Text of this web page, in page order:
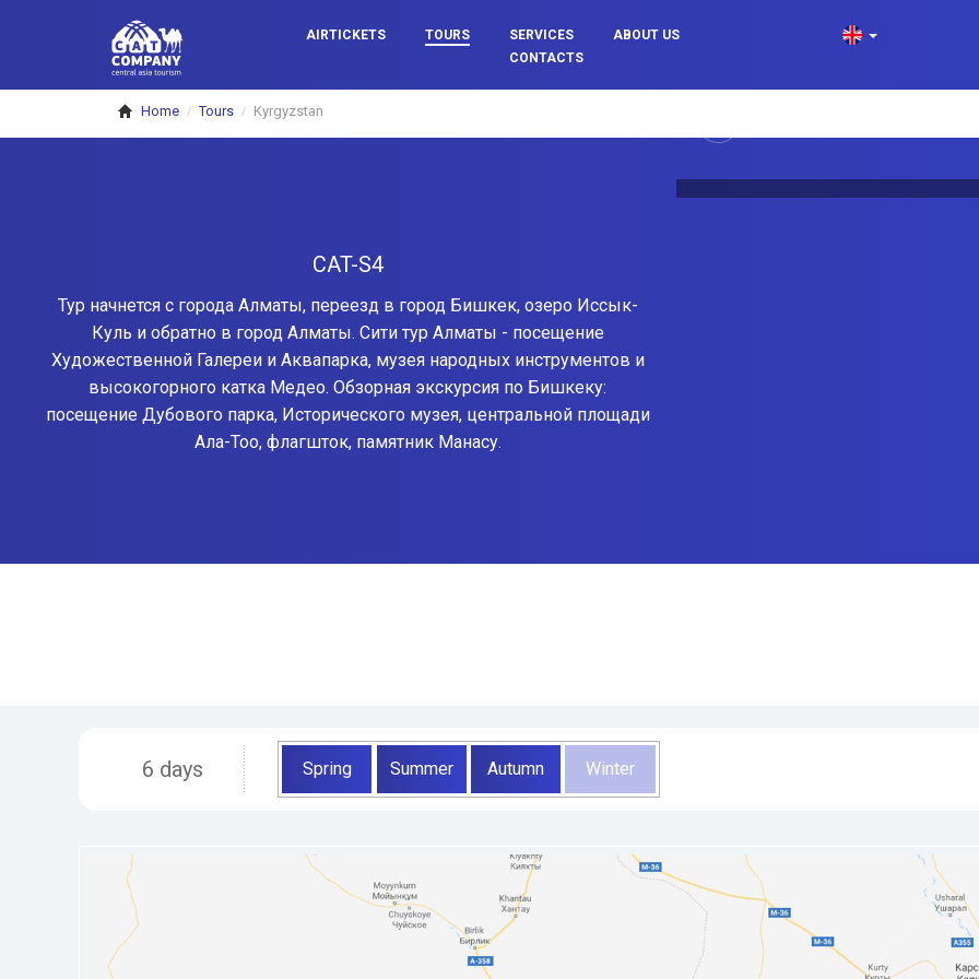
AIRTICKETS TOURS SERVICES
ABOUT US
CONTACTS
Home / Tours / Kyrgyzstan
CAT-S4
Тур начнется с города Алматы, переезд в город Бишкек, озеро Иссык-
Куль и обратно в город Алматы. Сити тур Алматы - посещение
Художественной Галереи и Аквапарка, музея народных инструментов и
высокогорного катка Медео. Обзорная экскурсия по Бишкеку:
посещение Дубового парка, Исторического музея, центральной площади
Ала-Тоо, флагшток, памятник Манасу.
6 days Spring Summer Autumn Winter